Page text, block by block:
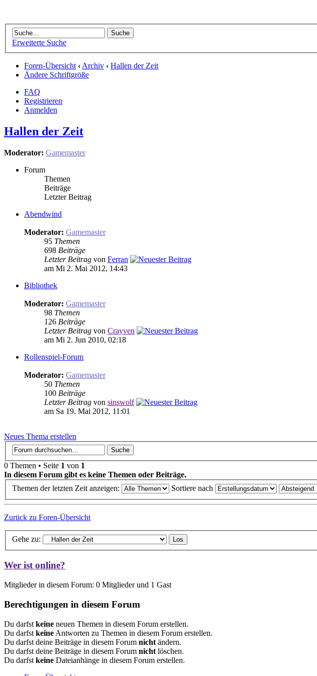
Erweiterte Suche
Foren-Übersicht ‹ Archiv ‹ Hallen der Zeit
Ändere Schriftgröße
FAQ
Registrieren
Anmelden
Hallen der Zeit
Moderator: Gamemaster
Forum
Themen
Beiträge
Letzter Beitrag
Abendwind
Moderator: Gamemaster
95 Themen
698 Beiträge
Letzter Beitrag von Ferran
am Mi 2. Mai 2012, 14:43
Bibliothek
Moderator: Gamemaster
98 Themen
126 Beiträge
Letzter Beitrag von Crayven
am Mi 2. Jun 2010, 02:18
Rollenspiel-Forum
Moderator: Gamemaster
50 Themen
100 Beiträge
Letzter Beitrag von sinswolf
am Sa 19. Mai 2012, 11:01
Neues Thema erstellen
0 Themen • Seite 1 von 1
In diesem Forum gibt es keine Themen oder Beiträge.
Themen der letzten Zeit anzeigen:
Sortiere nach
Zurück zu Foren-Übersicht
Gehe zu:
Wer ist online?
Mitglieder in diesem Forum: 0 Mitglieder und 1 Gast
Berechtigungen in diesem Forum
Du darfst keine neuen Themen in diesem Forum erstellen.
Du darfst keine Antworten zu Themen in diesem Forum erstellen.
Du darfst deine Beiträge in diesem Forum nicht ändern.
Du darfst deine Beiträge in diesem Forum nicht löschen.
Du darfst keine Dateianhänge in diesem Forum erstellen.